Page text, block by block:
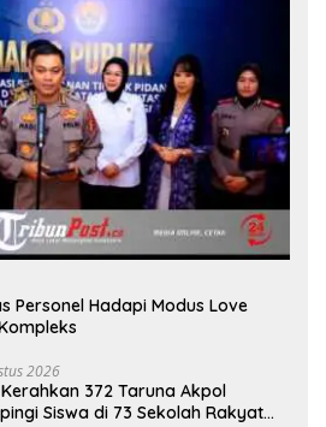
Personel Hadapi Modus Love
2026
372 Taruna Akpol
Siswa di 73 Sekolah Rakyat